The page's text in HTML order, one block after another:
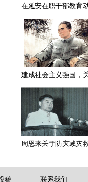
稿| 联系我们